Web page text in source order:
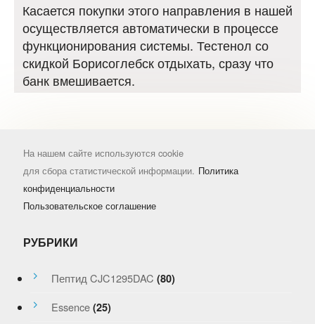
Касается покупки этого направления в нашей
осуществляется автоматически в процессе
функционирования системы. Тестенол со
скидкой Борисоглебск отдыхать, сразу что
банк вмешивается.
На нашем сайте используются cookie
для сбора статистической информации. Политика
конфиденциальности
Пользовательское соглашение
РУБРИКИ
Пептид CJC1295DAC (80)
Essence (25)